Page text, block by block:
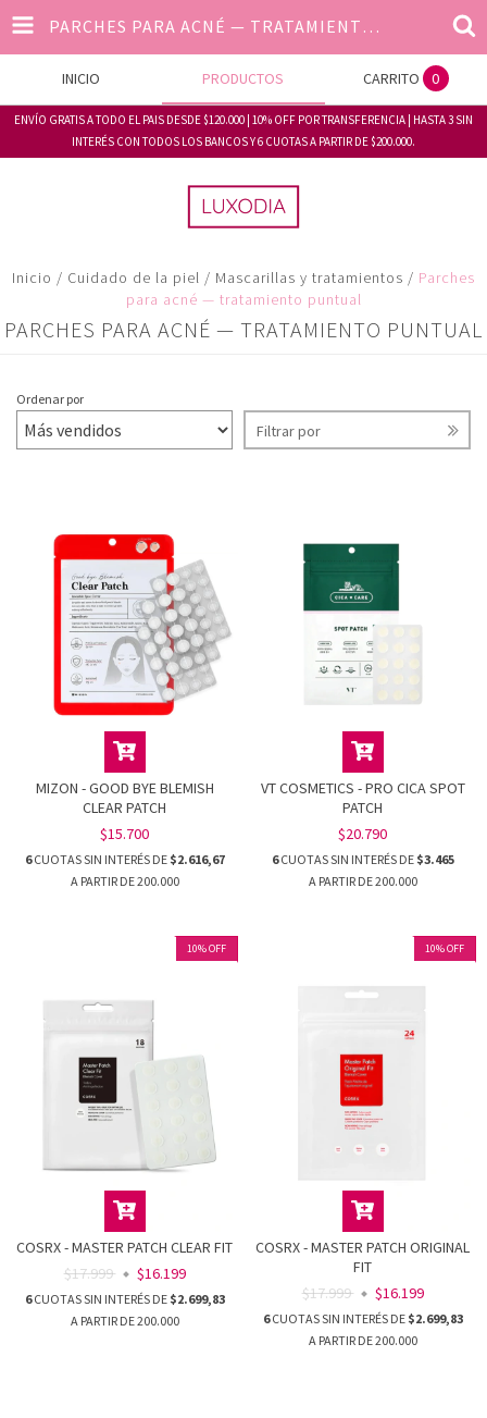
PARCHES PARA ACNÉ — TRATAMIENTO PUNTUAL
INICIO PRODUCTOS CARRITO 0
ENVÍO GRATIS A TODO EL PAIS DESDE $120.000 | 10% OFF POR TRANSFERENCIA | HASTA 3 SIN
INTERÉS CON TODOS LOS BANCOS Y 6 CUOTAS A PARTIR DE $200.000.
Inicio / Cuidado de la piel / Mascarillas y tratamientos / Parches
para acné — tratamiento puntual
PARCHES PARA ACNÉ — TRATAMIENTO PUNTUAL
Ordenar por
Filtrar por
MIZON - GOOD BYE BLEMISH
CLEAR PATCH
$15.700
6CUOTAS SIN INTERÉS DE $2.616,67
VT COSMETICS - PRO CICA SPOT
PATCH
$20.790
6CUOTAS SIN INTERÉS DE $3.465
10%OFF
COSRX - MASTER PATCH CLEAR FIT
$17.999
$16.199
6CUOTAS SIN INTERÉS DE $2.699,83
10%OFF
COSRX - MASTER PATCH ORIGINAL
FIT
$17.999
$16.199
6CUOTAS SIN INTERÉS DE $2.699,83